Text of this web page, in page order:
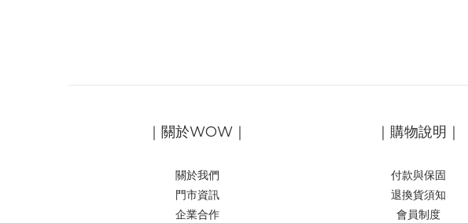
｜關於WOW｜
關於我們
門市資訊
企業合作
｜購物說明｜
付款與保固
退換貨須知
會員制度